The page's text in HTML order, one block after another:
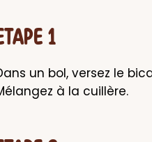
1
un bol, versez le
à la cuillère.